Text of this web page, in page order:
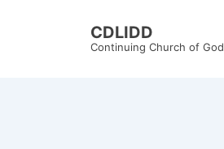
CDLIDD
Continuing Church of God